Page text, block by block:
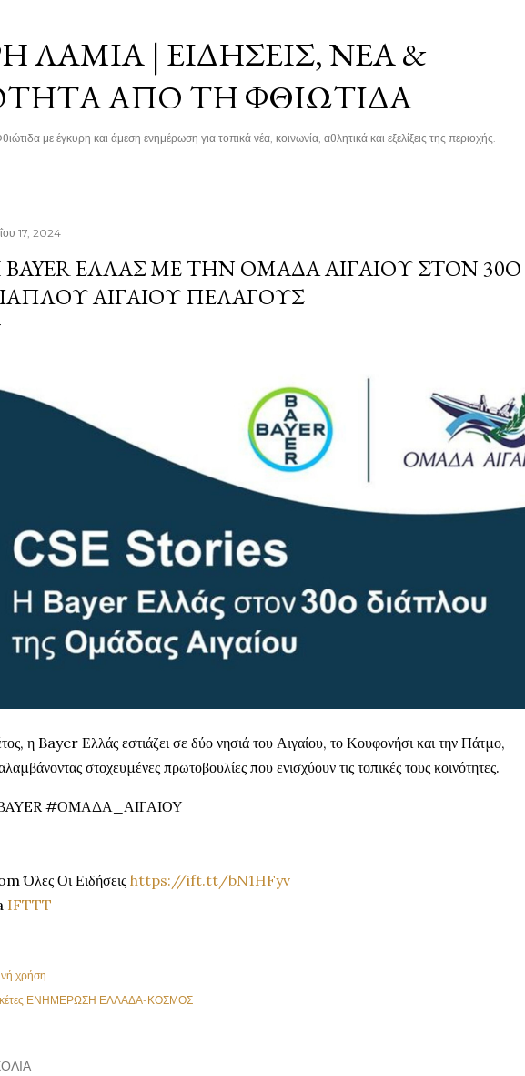
ΛΑΜΊΑ | ΕΙΔΉΣΕΙΣ, ΝΈΑ &
ΑΠΌ ΤΗ ΦΘΙΏΤΙΔΑ
με έγκυρη και άμεση ενημέρωση για τοπικά νέα, κοινωνία, αθλητικά και εξελίξεις της περιοχής.
17, 2024
ΕΛΛΆΣ ΜΕ ΤΗΝ ΟΜΆΔΑ ΑΙΓΑΊΟΥ ΣΤΟΝ 30Ο
ΑΙΓΑΊΟΥ ΠΕΛΆΓΟΥΣ
η Bayer Ελλάς εστιάζει σε δύο νησιά του Αιγαίου, το Κουφονήσι και την Πάτμο,
στοχευμένες πρωτοβουλίες που ενισχύουν τις τοπικές τους κοινότητες.
#ΟΜΑΔΑ_ΑΙΓΑΙΟΥ
Όλες Οι Ειδήσεις https://ift.tt/bN1HFyv
IFTTT
χρήση
ΕΝΗΜΕΡΩΣΗ ΕΛΛΑΔΑ-ΚΟΣΜΟΣ